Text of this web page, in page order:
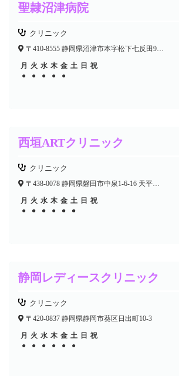
聖隷沼津病院
クリニック
〒410-8555 静岡県沼津市本字松下七反田902-6
月 火 水 木 金 土 日 祝
●
● ● ● ●
西垣ARTクリニック
クリニック
〒438-0078 静岡県磐田市中泉1-6-16 天平のまちビル2F
月 火 水 木 金 土 日 祝
●
● ● ●
● ● ● ● ●
●
静岡レディースクリニック
クリニック
〒420-0837 静岡県静岡市葵区日出町10-3
月 火 水 木 金 土 日 祝
●
● ● ● ● ●